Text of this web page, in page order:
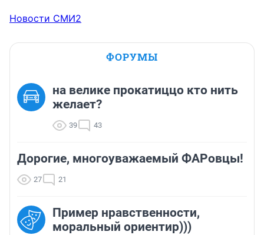
Новости СМИ2
ФОРУМЫ
на велике прокатиццо кто нить
желает?
39 43
Дорогие, многоуважаемый ФАРовцы!
27 21
Пример нравственности,
моральный ориентир)))